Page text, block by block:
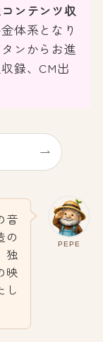
ンテンツ収
体系となり
ンからお進
録、CM出
PEPE
音
の
独
映
し